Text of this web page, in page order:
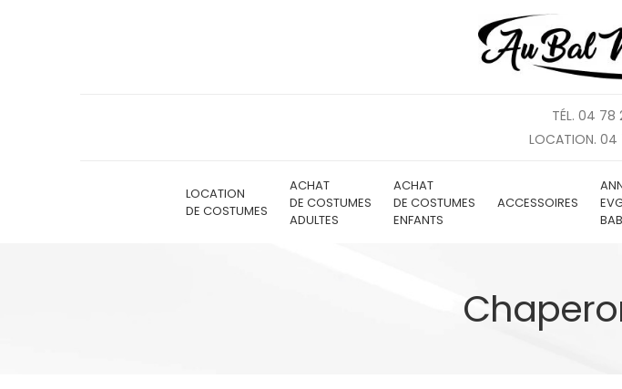
TÉL. 04 78
LOCATION.
LOCATION
DE COSTUMES
ACHAT
DE COSTUMES
ADULTES
ACHAT
DE COSTUMES
ENFANTS
ACCESSOIRES